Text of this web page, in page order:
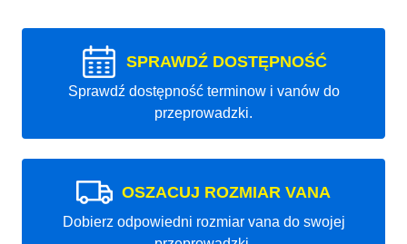
SPRAWDŹ DOSTĘPNOŚĆ
Sprawdź dostępność terminow i vanów do
przeprowadzki.
OSZACUJ ROZMIAR VANA
Dobierz odpowiedni rozmiar vana do swojej